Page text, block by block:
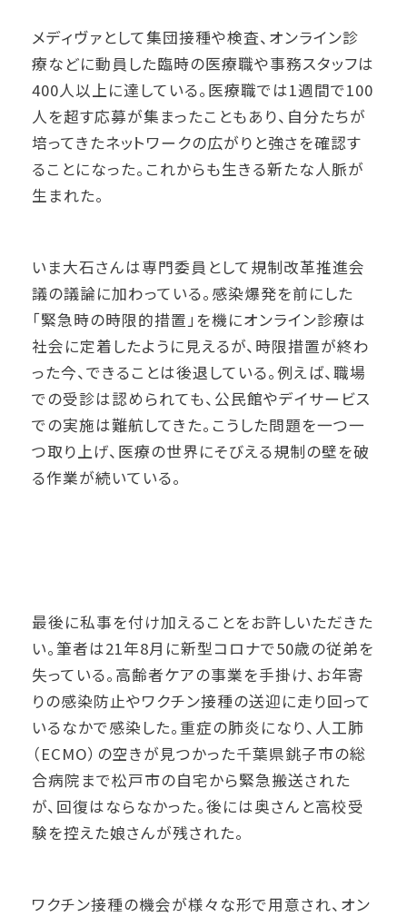
メディヴァとして集団接種や検査、オンライン診
療などに動員した臨時の医療職や事務スタッフは
400人以上に達している。医療職では1週間で100
人を超す応募が集まったこともあり、自分たちが
培ってきたネットワークの広がりと強さを確認す
ることになった。これからも生きる新たな人脈が
生まれた。
いま大石さんは専門委員として規制改革推進会
議の議論に加わっている。感染爆発を前にした
「緊急時の時限的措置」を機にオンライン診療は
社会に定着したように見えるが、時限措置が終わ
った今、できることは後退している。例えば、職場
での受診は認められても、公民館やデイサービス
での実施は難航してきた。こうした問題を一つ一
つ取り上げ、医療の世界にそびえる規制の壁を破
る作業が続いている。
最後に私事を付け加えることをお許しいただきた
い。筆者は21年8月に新型コロナで50歳の従弟を
失っている。高齢者ケアの事業を手掛け、お年寄
りの感染防止やワクチン接種の送迎に走り回って
いるなかで感染した。重症の肺炎になり、人工肺
（ECMO）の空きが見つかった千葉県銚子市の総
合病院まで松戸市の自宅から緊急搬送された
が、回復はならなかった。後には奥さんと高校受
験を控えた娘さんが残された。
ワクチン接種の機会が様々な形で用意され、オン